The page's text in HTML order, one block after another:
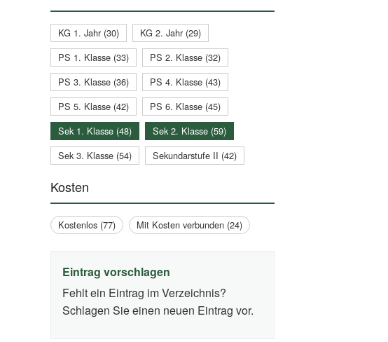
KG 1. Jahr (30)
KG 2. Jahr (29)
PS 1. Klasse (33)
PS 2. Klasse (32)
PS 3. Klasse (36)
PS 4. Klasse (43)
PS 5. Klasse (42)
PS 6. Klasse (45)
Sek 1. Klasse (48)
Sek 2. Klasse (59)
Sek 3. Klasse (54)
Sekundarstufe II (42)
Kosten
Kostenlos (77) Mit Kosten verbunden (24)
Eintrag vorschlagen
Fehlt ein Eintrag im Verzeichnis?
Schlagen Sie einen neuen Eintrag vor.